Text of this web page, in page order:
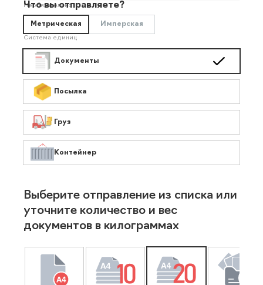
Необязательно
Что вы отправляете?
Метрическая Имперская
Система единиц
Документы
Посылка
Груз
Контейнер
Выберите отправление из списка или
уточните количество и вес
документов в килограммах